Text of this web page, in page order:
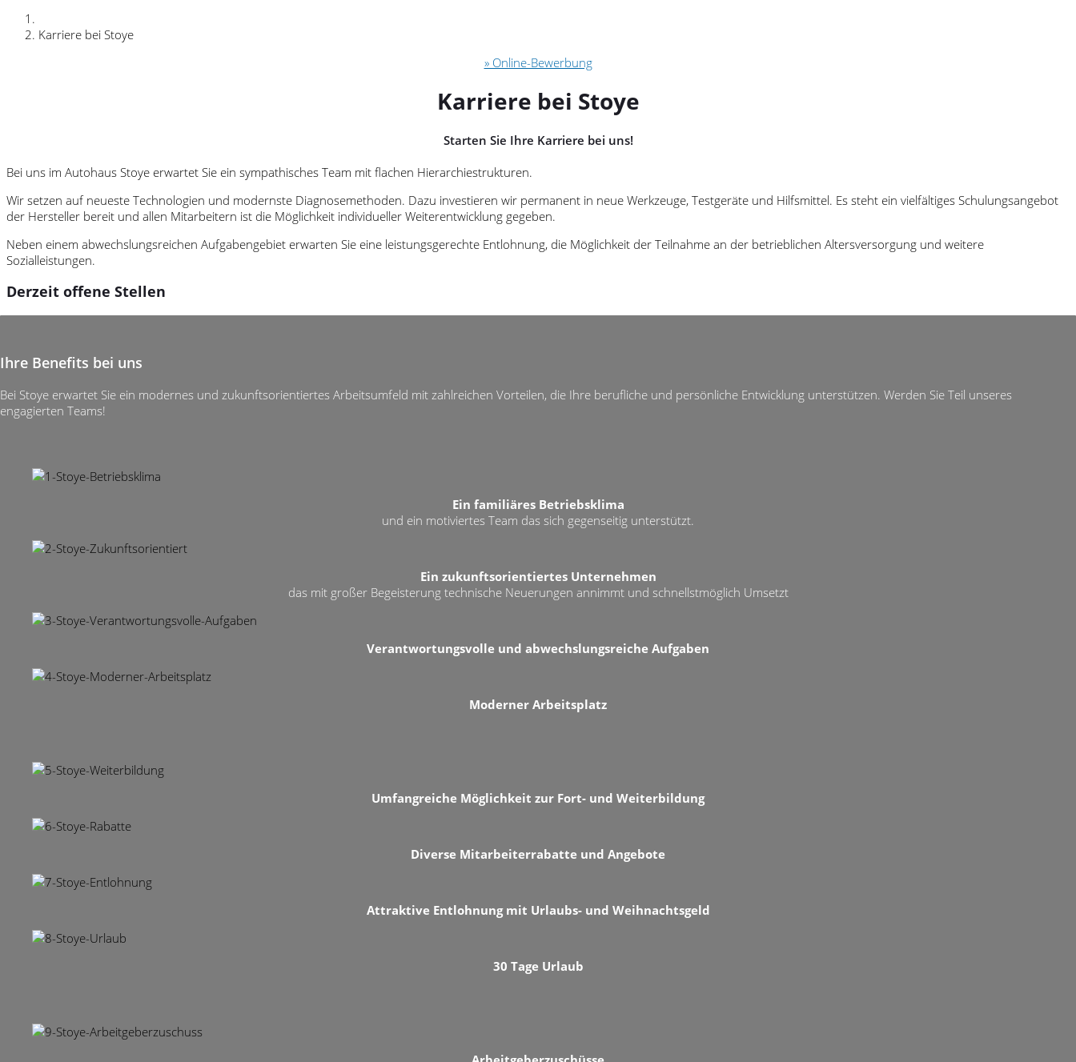
Karriere bei Stoye
» Online-Bewerbung
Karriere bei Stoye
Starten Sie Ihre Karriere bei uns!
Bei uns im Autohaus Stoye erwartet Sie ein sympathisches Team mit flachen Hierarchiestrukturen.
Wir setzen auf neueste Technologien und modernste Diagnosemethoden. Dazu investieren wir permanent in neue Werkzeuge, Testgeräte und Hilfsmittel. Es steht ein vielfältiges Schulungsangebot
der Hersteller bereit und allen Mitarbeitern ist die Möglichkeit individueller Weiterentwicklung gegeben.
Neben einem abwechslungsreichen Aufgabengebiet erwarten Sie eine leistungsgerechte Entlohnung, die Möglichkeit der Teilnahme an der betrieblichen Altersversorgung und weitere
Sozialleistungen.
Derzeit offene Stellen
Ihre Benefits bei uns
Bei Stoye erwartet Sie ein modernes und zukunftsorientiertes Arbeitsumfeld mit zahlreichen Vorteilen, die Ihre berufliche und persönliche Entwicklung unterstützen. Werden Sie Teil unseres
engagierten Teams!
Ein familiäres Betriebsklima
und ein motiviertes Team das sich gegenseitig unterstützt.
Ein zukunftsorientiertes Unternehmen
das mit großer Begeisterung technische Neuerungen annimmt und schnellstmöglich Umsetzt
Verantwortungsvolle und abwechslungsreiche Aufgaben
Moderner Arbeitsplatz
Umfangreiche Möglichkeit zur Fort- und Weiterbildung
Diverse Mitarbeiterrabatte und Angebote
Attraktive Entlohnung mit Urlaubs- und Weihnachtsgeld
30 Tage Urlaub